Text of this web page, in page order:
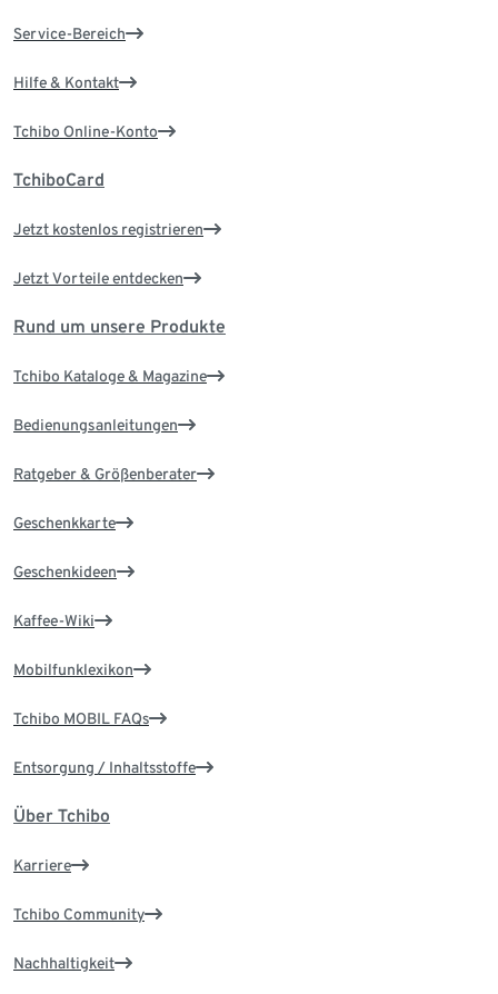
Service-Bereich
Hilfe & Kontakt
Tchibo Online-Konto
TchiboCard
Jetzt kostenlos registrieren
Jetzt Vorteile entdecken
Rund um unsere Produkte
Tchibo Kataloge & Magazine
Bedienungsanleitungen
Ratgeber & Größenberater
Geschenkkarte
Geschenkideen
Kaffee-Wiki
Mobilfunklexikon
Tchibo MOBIL FAQs
Entsorgung / Inhaltsstoffe
Über Tchibo
Karriere
Tchibo Community
Nachhaltigkeit